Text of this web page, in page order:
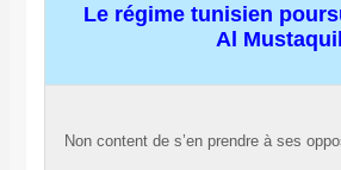
Le régime
Al
Non content de s’en